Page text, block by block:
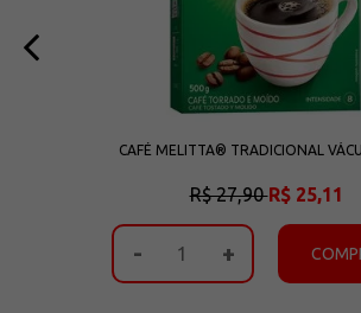
CAFÉ MELITTA® TRADICIONAL
R$ 27,90R$ 25,11
- +